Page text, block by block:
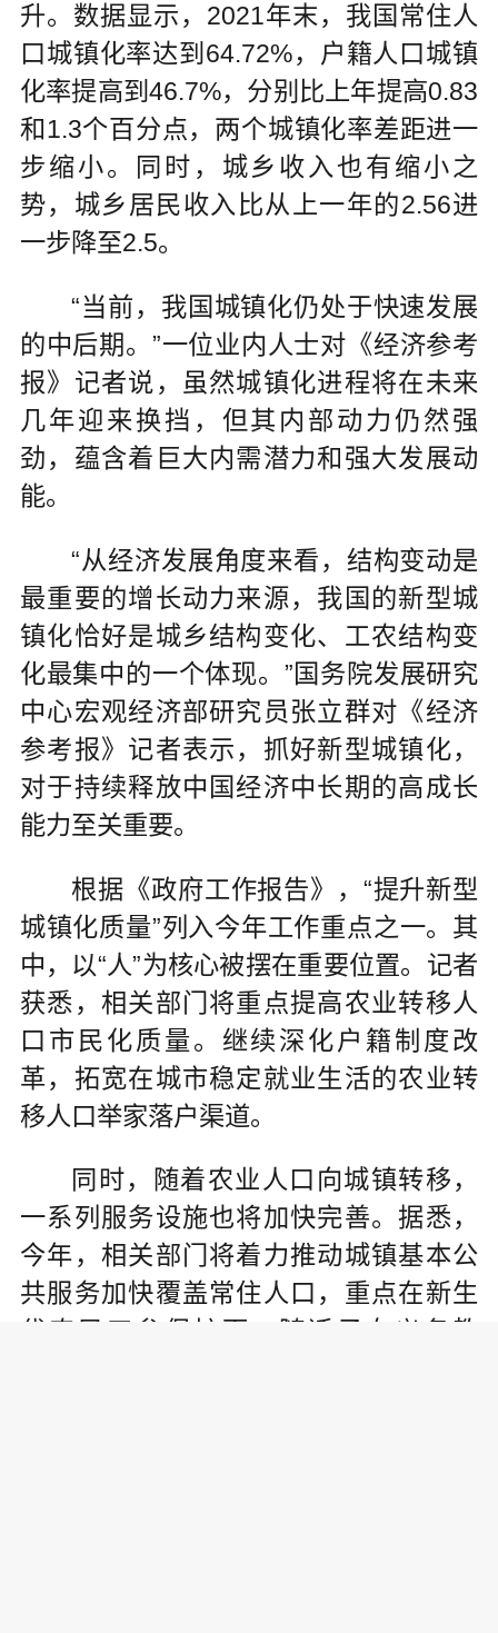
升。数据显示，2021年末，我国常住人
口城镇化率达到64.72%，户籍人口城镇
化率提高到46.7%，分别比上年提高0.83
和1.3个百分点，两个城镇化率差距进一
步缩小。同时，城乡收入也有缩小之
势，城乡居民收入比从上一年的2.56进
一步降至2.5。
“当前，我国城镇化仍处于快速发展
的中后期。”一位业内人士对《经济参考
报》记者说，虽然城镇化进程将在未来
几年迎来换挡，但其内部动力仍然强
劲，蕴含着巨大内需潜力和强大发展动
能。
“从经济发展角度来看，结构变动是
最重要的增长动力来源，我国的新型城
镇化恰好是城乡结构变化、工农结构变
化最集中的一个体现。”国务院发展研究
中心宏观经济部研究员张立群对《经济
参考报》记者表示，抓好新型城镇化，
对于持续释放中国经济中长期的高成长
能力至关重要。
根据《政府工作报告》，“提升新型
城镇化质量”列入今年工作重点之一。其
中，以“人”为核心被摆在重要位置。记者
获悉，相关部门将重点提高农业转移人
口市民化质量。继续深化户籍制度改
革，拓宽在城市稳定就业生活的农业转
移人口举家落户渠道。
同时，随着农业人口向城镇转移，
一系列服务设施也将加快完善。据悉，
今年，相关部门将着力推动城镇基本公
共服务加快覆盖常住人口，重点在新生
代农民工参保扩面、随迁子女义务教